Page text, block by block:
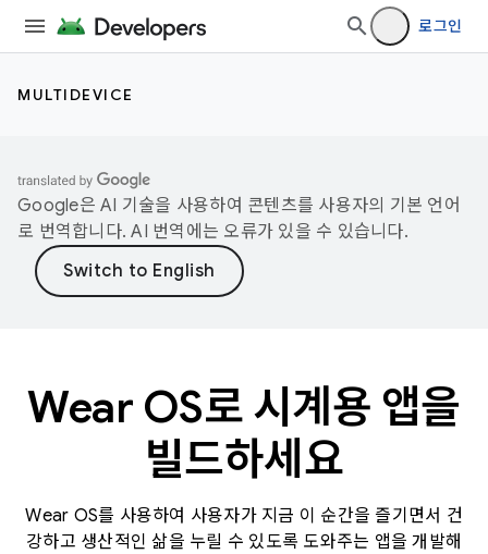
로그인
MULTIDEVICE
Google은 AI 기술을 사용하여 콘텐츠를 사용자의 기본 언어
로 번역합니다. AI 번역에는 오류가 있을 수 있습니다.
Wear OS로 시계용 앱을
빌드하세요
Wear OS를 사용하여 사용자가 지금 이 순간을 즐기면서 건
강하고 생산적인 삶을 누릴 수 있도록 도와주는 앱을 개발해